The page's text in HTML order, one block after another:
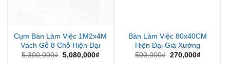
Cụm Bàn Làm Việc 1M2x4M
Vách Gỗ 8 Chỗ Hiện Đại
5,300,000₫ Giá
5,080,000₫Giá
Bàn Làm Việc 80x40CM
Hiện Đại Giá Xưởng
500,000₫ Giá
270,000₫Giá